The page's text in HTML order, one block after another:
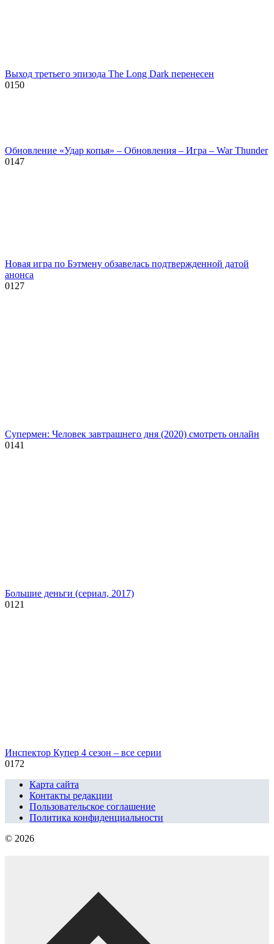
Выход третьего эпизода The Long Dark перенесен
0150
Обновление «Удар копья» – Обновления – Игра – War Thunder
0147
Новая игра по Бэтмену обзавелась подтвержденной датой
анонса
0127
Супермен: Человек завтрашнего дня (2020) смотреть онлайн
0141
Большие деньги (сериал, 2017)
0121
Инспектор Купер 4 сезон – все серии
0172
Карта сайта
Контакты редакции
Пользовательское соглашение
Политика конфиденциальности
© 2026